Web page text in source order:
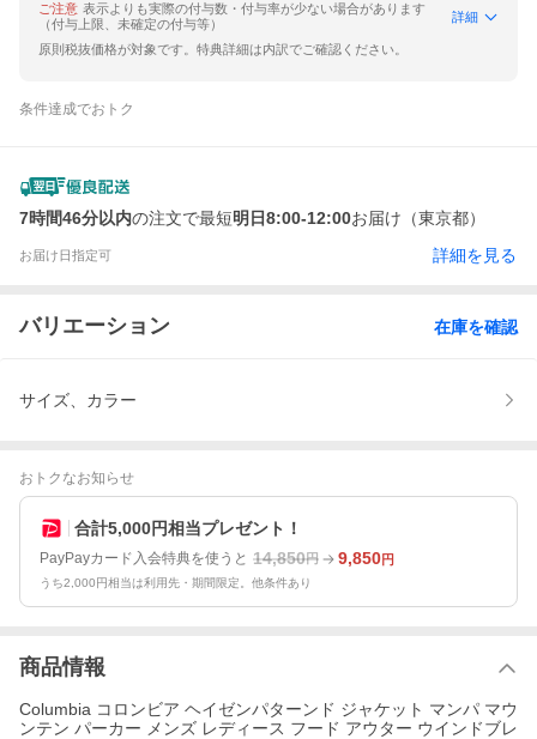
ご注意 表示よりも実際の付与数・付与率が少ない場合があります
（付与上限、未確定の付与等）
詳細
原則税抜価格が対象です。特典詳細は内訳でご確認ください。
条件達成でおトク
7時間46分以内の注文で最短明日8:00-12:00お届け（東京都）
お届け日指定可 詳細を見る
バリエーション 在庫を確認
サイズ、カラー
おトクなお知らせ
合計5,000円相当プレゼント！
PayPayカード入会特典を使うと 14,850円 9,850円
うち2,000円相当は利用先・期間限定。他条件あり
商品情報
Columbia コロンビア ヘイゼンパターンド ジャケット マンパ マウ
ンテン パーカー メンズ レディース フード アウター ウインドブレ